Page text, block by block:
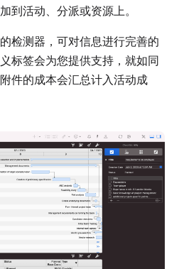
到活动、分派或资源上。
检测器，可对信息进行完善的
标签会为您提供支持，就如同
件的成本会汇总计入活动成